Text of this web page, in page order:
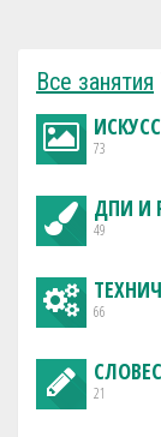
Все занятия
73
ДПИ И
49
66
21